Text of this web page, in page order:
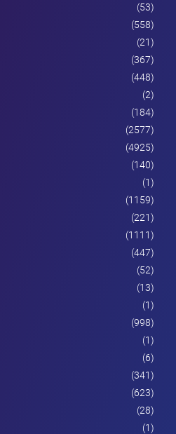
(53)
(558)
(21)
(367)
(448)
(2)
(184)
(2577)
(4925)
(140)
(1)
(1159)
(221)
(1111)
(447)
(52)
(13)
(1)
(998)
(1)
(6)
(341)
(623)
(28)
(1)